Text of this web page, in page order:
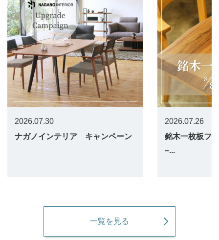
2026.07.30
ナガノインテリア キャンペーン
2026.07.26
銘木一枚板
–...
一覧を見る